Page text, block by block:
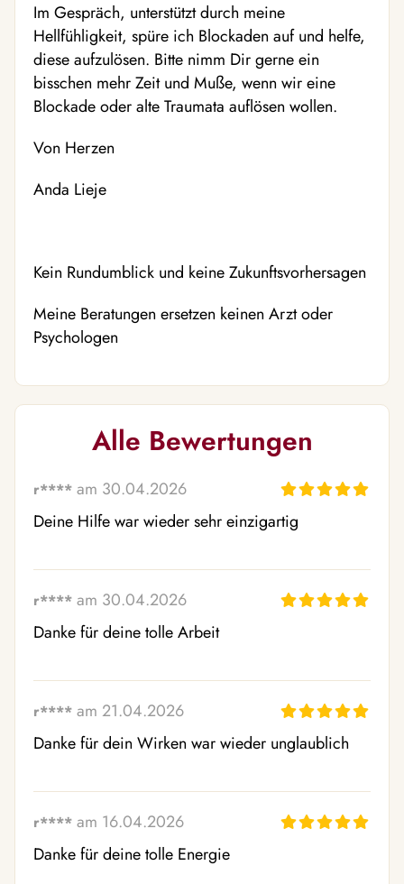
Im Gespräch, unterstützt durch meine
Hellfühligkeit, spüre ich Blockaden auf und helfe,
diese aufzulösen. Bitte nimm Dir gerne ein
bisschen mehr Zeit und Muße, wenn wir eine
Blockade oder alte Traumata auflösen wollen.
Von Herzen
Anda Lieje
Kein Rundumblick und keine Zukunftsvorhersagen
Meine Beratungen ersetzen keinen Arzt oder
Psychologen
Alle Bewertungen
r**** am 30.04.2026
Deine Hilfe war wieder sehr einzigartig
r**** am 30.04.2026
Danke für deine tolle Arbeit
r**** am 21.04.2026
Danke für dein Wirken war wieder unglaublich
r**** am 16.04.2026
Danke für deine tolle Energie